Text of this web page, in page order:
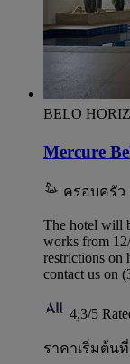
BELO
Mercure
ครอบครัว
The hotel will
works from
restrictions on
contact us on
4,3/5
ราคาเริ่มต้น